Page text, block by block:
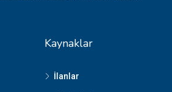
Kaynaklar
İlanlar